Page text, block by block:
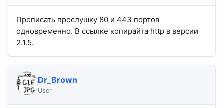
Прописать прослушку 80 и 443 портов
одновременно. В ссылке копирайта http в версии
2.1.5.
Dr_Brown
User